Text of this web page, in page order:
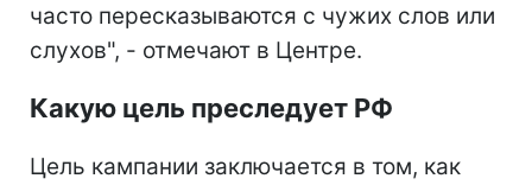
часто пересказываются с чужих слов или
слухов", - отмечают в Центре.
Какую цель преследует РФ
Цель кампании заключается в том, как